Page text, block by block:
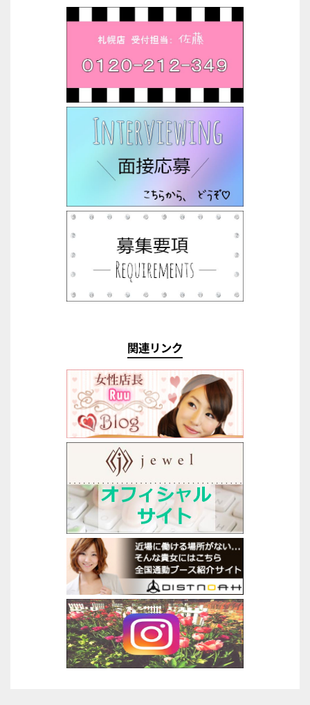
関連リンク